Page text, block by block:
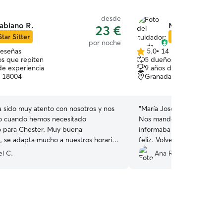
R.
Sitter
desde
23 €
por noche
que repiten
experiencia
18004
sido muy atento con nosotros y nos
cuando hemos necesitado
para Chester. Muy buena
se adapta mucho a nuestros horarios
porque Chester esté bien cuidado.
C.
Maria Jose C.
5.0
de
5
estrellas
5.0• 14 reseñas
5 dueños que repiten
9 años de experiencia
Granada, 18004
“María José fue un
Nos mandó fotos en todo
informaba a diario y
feliz. Volveré a contactar
Ana R.